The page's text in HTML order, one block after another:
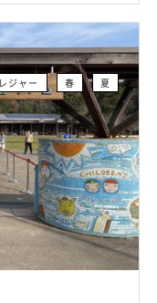
ジャー 春 夏